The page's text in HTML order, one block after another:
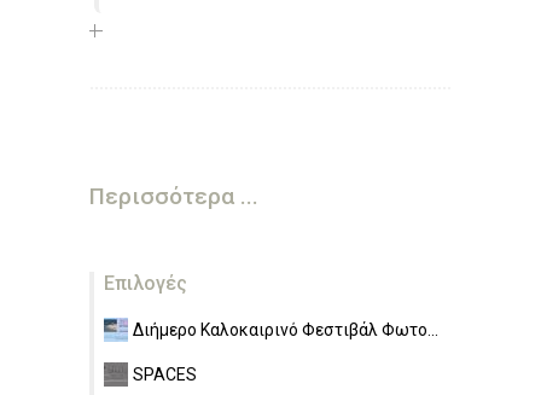
Περισσότερα ...
Επιλογές
Διήμερο Καλοκαιρινό Φεστιβάλ Φωτο...
SPACES